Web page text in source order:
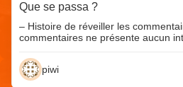
Que se passa ?
– Histoire de réveiller les
commentaires ne présente aucun
piwi